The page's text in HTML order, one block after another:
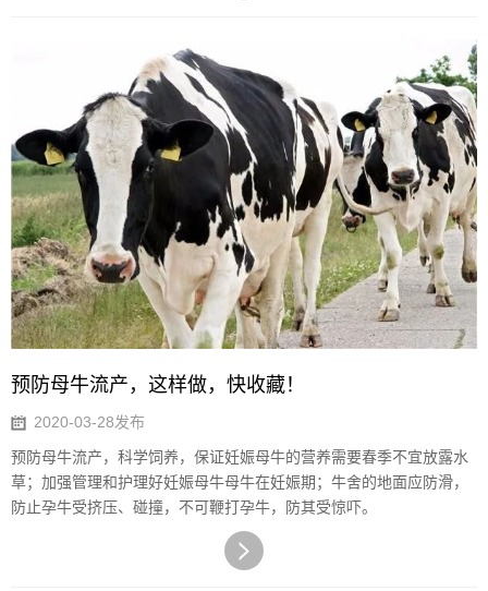
预防母牛流产，这样做，快收藏！
2020-03-28发布
预防母牛流产，科学饲养，保证妊娠母牛的营养需要春季不宜放露水
草；加强管理和护理好妊娠母牛母牛在妊娠期；牛舍的地面应防滑，
防止孕牛受挤压、碰撞，不可鞭打孕牛，防其受惊吓。